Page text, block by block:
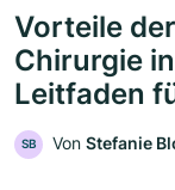
Vorteile
Chirurgie
Leitfaden
SB Von Stefanie